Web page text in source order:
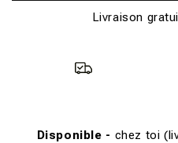
Livraison
Disponible - chez toi